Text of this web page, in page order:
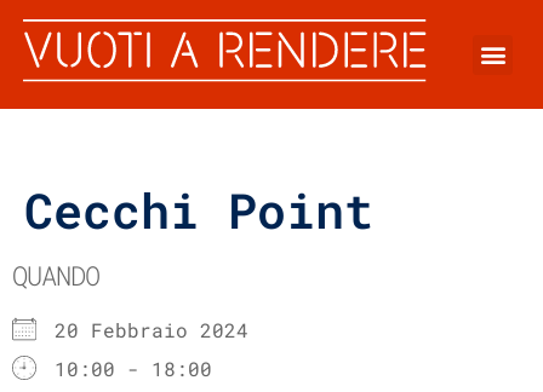
Cecchi Point
QUANDO
20 Febbraio 2024
10:00 - 18:00